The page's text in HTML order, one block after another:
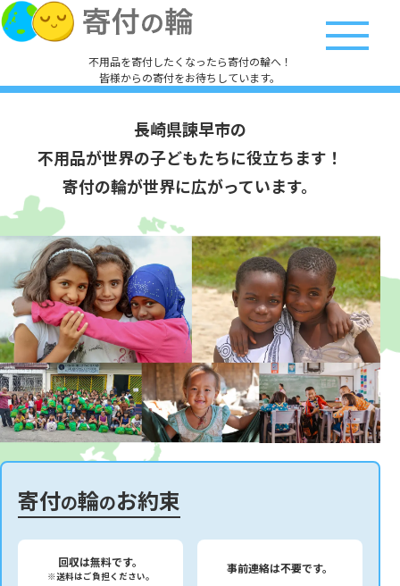
不用品を寄付したくなったら寄付の輪へ！
皆様からの寄付をお待ちしています。
長崎県諫早市の
不用品が世界の子どもたちに役立ちます！
寄付の輪が世界に広がっています。
寄付の輪のお約束
回収は無料です。
※送料はご負担ください。
事前連絡は不要です。